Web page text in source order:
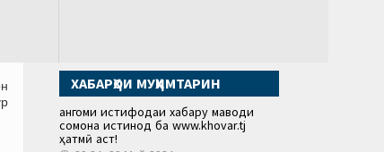
ХАБАРҲОИ МУҲИМТАРИН
Ҳангоми истифодаи хабару маводи
сомона истинод ба www.khovar.tj
ҳатмӣ аст!